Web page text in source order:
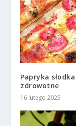
Papryka
zdrowotne
16 lutego 2025